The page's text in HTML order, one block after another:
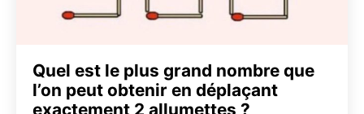
Quel est le plus grand nombre que
l’on peut obtenir en déplaçant
exactement 2 allumettes ?